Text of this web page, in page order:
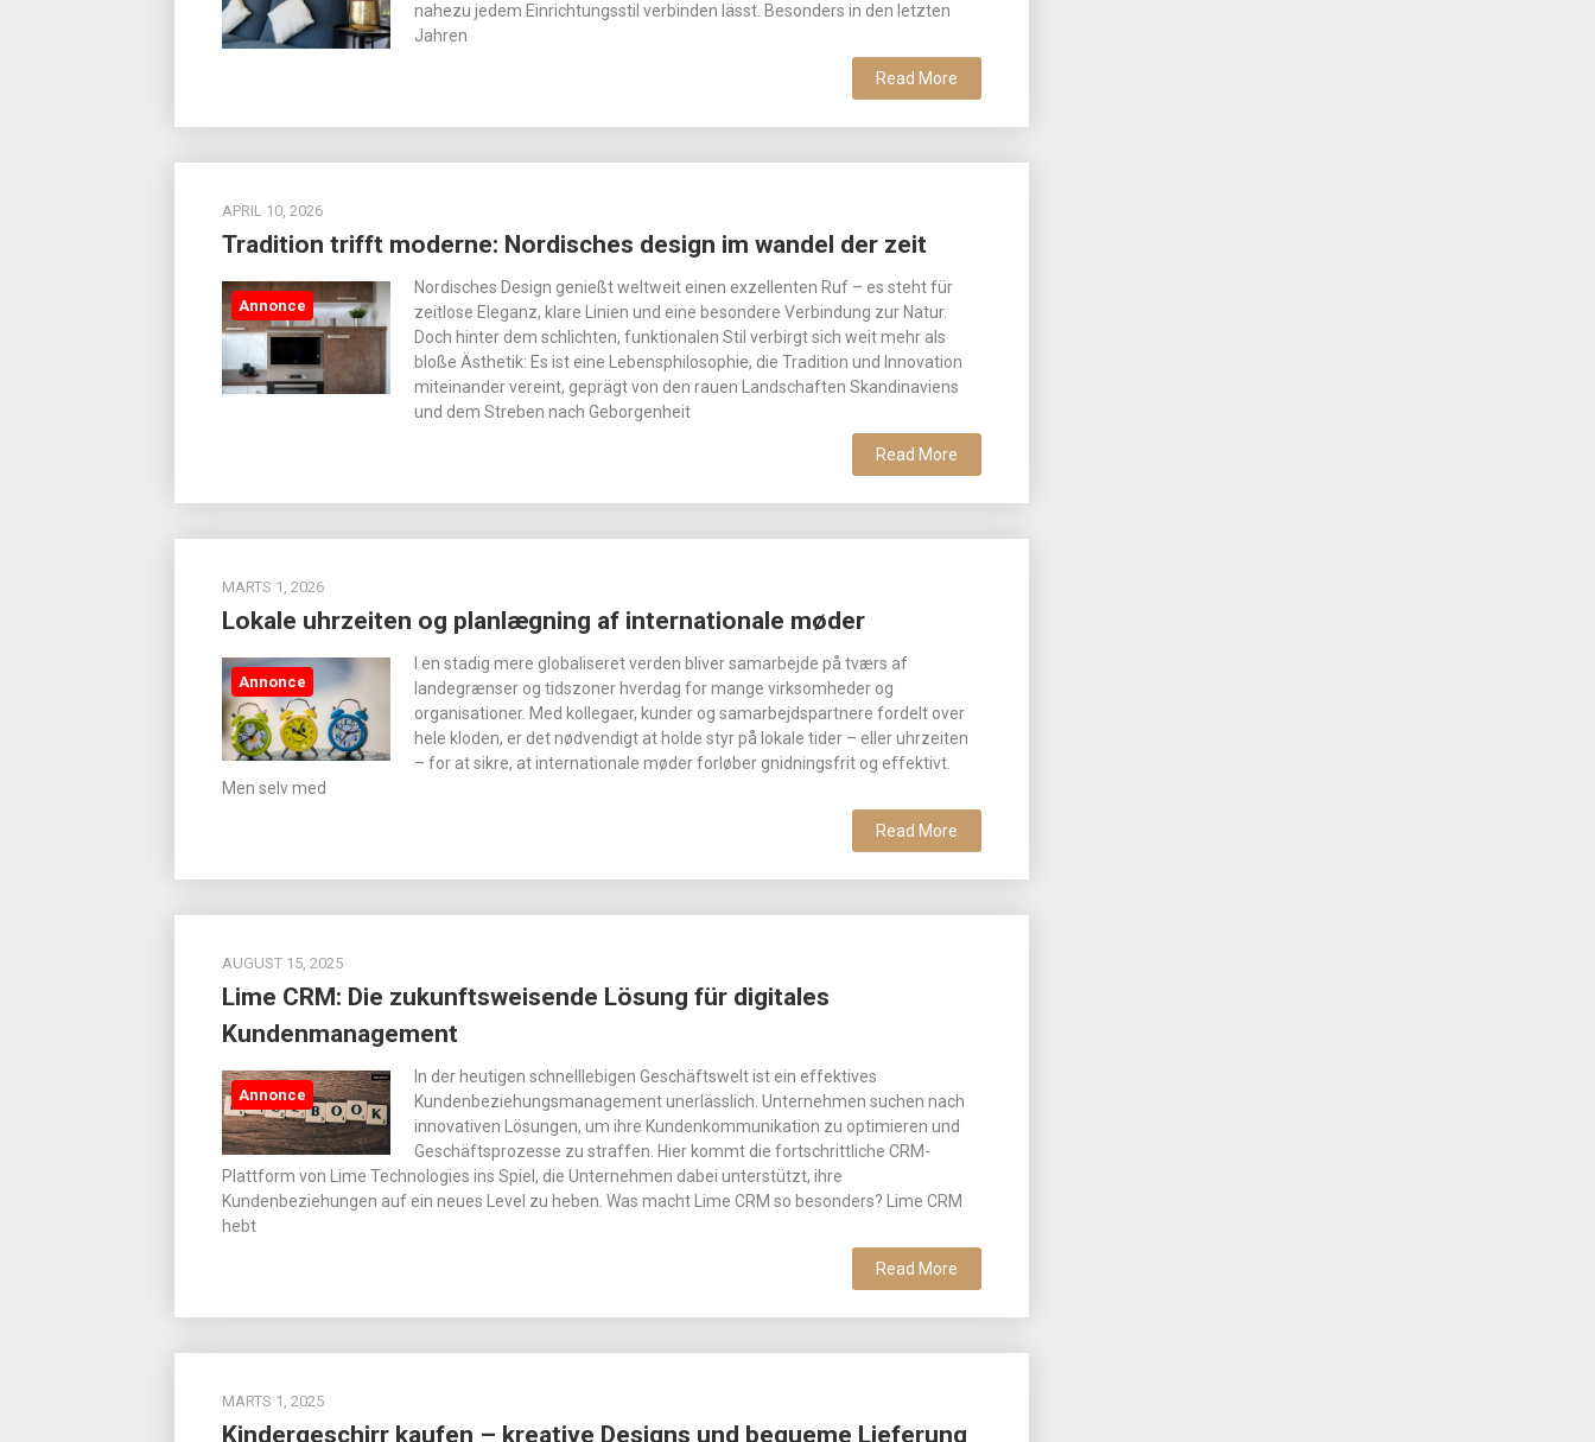
nahezu jedem Einrichtungsstil verbinden lässt. Besonders in den letzten
Jahren
Read More
APRIL 10, 2026
Tradition trifft moderne: Nordisches design im wandel der zeit
Annonce
Nordisches Design genießt weltweit einen exzellenten Ruf – es steht für
zeitlose Eleganz, klare Linien und eine besondere Verbindung zur Natur.
Doch hinter dem schlichten, funktionalen Stil verbirgt sich weit mehr als
bloße Ästhetik: Es ist eine Lebensphilosophie, die Tradition und Innovation
miteinander vereint, geprägt von den rauen Landschaften Skandinaviens
und dem Streben nach Geborgenheit
Read More
MARTS 1, 2026
Lokale uhrzeiten og planlægning af internationale møder
Annonce
I en stadig mere globaliseret verden bliver samarbejde på tværs af
landegrænser og tidszoner hverdag for mange virksomheder og
organisationer. Med kollegaer, kunder og samarbejdspartnere fordelt over
hele kloden, er det nødvendigt at holde styr på lokale tider – eller uhrzeiten
– for at sikre, at internationale møder forløber gnidningsfrit og effektivt.
Men selv med
Read More
AUGUST 15, 2025
Lime CRM: Die zukunftsweisende Lösung für digitales
Kundenmanagement
Annonce
In der heutigen schnelllebigen Geschäftswelt ist ein effektives
Kundenbeziehungsmanagement unerlässlich. Unternehmen suchen nach
innovativen Lösungen, um ihre Kundenkommunikation zu optimieren und
Geschäftsprozesse zu straffen. Hier kommt die fortschrittliche CRM-
Plattform von Lime Technologies ins Spiel, die Unternehmen dabei unterstützt, ihre
Kundenbeziehungen auf ein neues Level zu heben. Was macht Lime CRM so besonders? Lime CRM
hebt
Read More
MARTS 1, 2025
Kindergeschirr kaufen – kreative Designs und bequeme Lieferung